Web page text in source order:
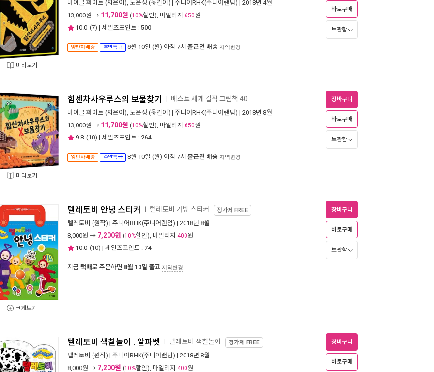
미리보기
마이클 화이트 (지은이), 노은정 (옮긴이) | 주니어RHK(주니어랜덤) | 2018년 4월
13,000원 → 11,700원 (10%할인), 마일리지 650원
10.0 (7) | 세일즈포인트 : 500
양탄자배송 주말특급 8월 10일 (월) 아침 7시 출근전 배송 지역변경
바로구매
보관함
미리보기
힘센차사우루스의 보물찾기 베스트 세계 걸작 그림책 40
마이클 화이트 (지은이), 노은정 (옮긴이) | 주니어RHK(주니어랜덤) | 2018년 8월
13,000원 → 11,700원 (10%할인), 마일리지 650원
9.8 (10) | 세일즈포인트 : 264
양탄자배송 주말특급 8월 10일 (월) 아침 7시 출근전 배송 지역변경
장바구니
바로구매
보관함
크게보기
텔레토비 안녕 스티커 텔레토비 가방 스티커 정가제 FREE
텔레토비 (원작) | 주니어RHK(주니어랜덤) | 2018년 8월
8,000원 → 7,200원 (10%할인), 마일리지 400원
10.0 (10) | 세일즈포인트 : 74
지금 택배로 주문하면 8월 10일 출고 지역변경
장바구니
바로구매
보관함
텔레토비 색칠놀이 : 알파벳 텔레토비 색칠놀이 정가제 FREE
텔레토비 (원작) | 주니어RHK(주니어랜덤) | 2018년 8월
8,000원 → 7,200원 (10%할인), 마일리지 400원
장바구니
바로구매